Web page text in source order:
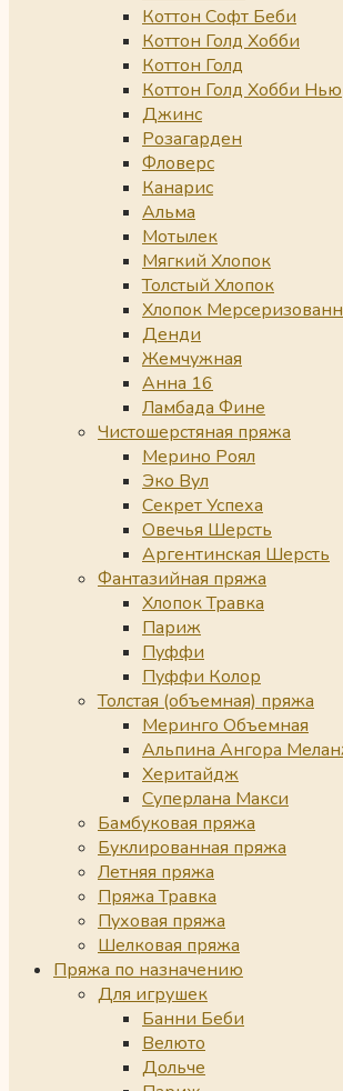
Коттон Софт Беби
Коттон Голд Хобби
Коттон Голд
Коттон Голд Хобби Нью
Джинс
Розагарден
Фловерс
Канарис
Альма
Мотылек
Мягкий Хлопок
Толстый Хлопок
Хлопок
Денди
Жемчужная
Анна 16
Ламбада Фине
Чистошерстяная пряжа
Мерино Роял
Эко Вул
Секрет Успеха
Овечья Шерсть
Аргентинская Шерсть
Фантазийная пряжа
Хлопок Травка
Париж
Пуффи
Пуффи Колор
Толстая (объемная) пряжа
Меринго Объемная
Альпина Ангора
Херитайдж
Суперлана Макси
Бамбуковая пряжа
Буклированная пряжа
Летняя пряжа
Пряжа Травка
Пуховая пряжа
Шелковая пряжа
Пряжа по назначению
Для игрушек
Банни Беби
Велюто
Дольче